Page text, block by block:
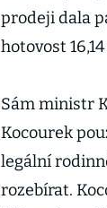
prodeji dala
hotovost
Sám ministr
Kocourek
legální
rozebírat.